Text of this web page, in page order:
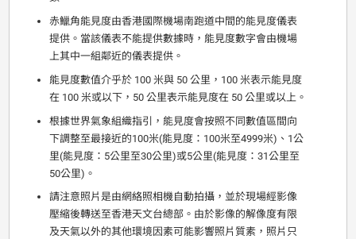
赤鱲角能見度由香港國際機場南跑道中間的能見度儀表
提供。當該儀表不能提供數據時，能見度數字會由機場
上其中一組鄰近的儀表提供。
能見度數值介乎於 100 米與 50 公里，100 米表示能見度
在 100 米或以下，50 公里表示能見度在 50 公里或以上。
根據世界氣象組織指引，能見度會按照不同數值區間向
下調整至最接近的100米(能見度：100米至4999米)、1公
里(能見度：5公里至30公里)或5公里(能見度：31公里至
50公里)。
請注意照片是由網絡照相機自動拍攝，並於現場經影像
壓縮後轉送至香港天文台總部。由於影像的解像度有限
及天氣以外的其他環境因素可能影響照片質素，照片只